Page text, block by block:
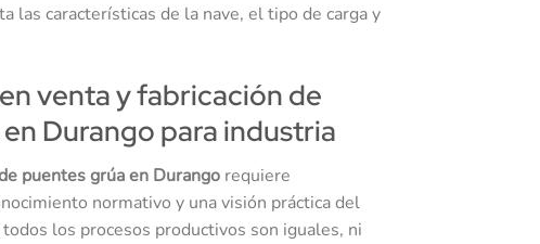
las características de la nave, el tipo de carga y
venta y fabricación de
Durango para industria
puentes grúa en Durango requiere
normativo y una visión práctica del
los procesos productivos son iguales, ni